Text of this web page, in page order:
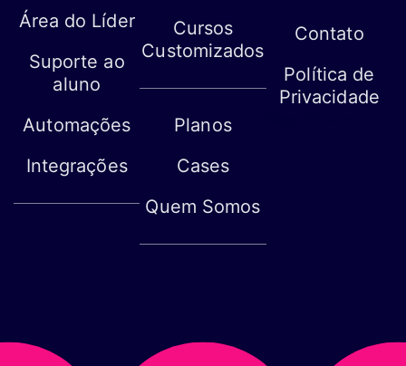
Área do Líder
Suporte ao
aluno
Automações
Integrações
Cursos
Customizados
Planos
Cases
Quem Somos
Contato
Política de
Privacidade